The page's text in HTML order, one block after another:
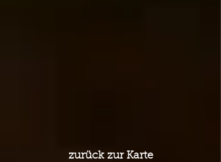
zurück zur Karte